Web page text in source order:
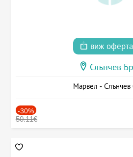
виж
Слънчев
Марвел - Слънчев
-30%
50.11€